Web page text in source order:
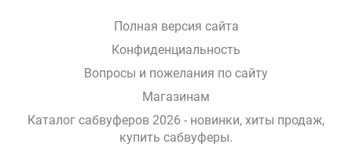
Полная версия сайта
Конфиденциальность
Вопросы и пожелания по сайту
Магазинам
Каталог сабвуферов 2026 - новинки, хиты продаж,
купить сабвуферы.